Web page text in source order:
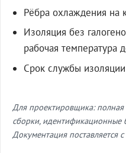
Рёбра охлаждения на
Изоляция без
рабочая температура
Срок службы
Для проектировщика: полная
сборки, идентификационные
Документация поставляется с